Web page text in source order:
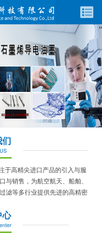
于高精尖进口产品的引入与服
销售，为航空航天、船舶、
滤等多行业提供先进的高精密
心